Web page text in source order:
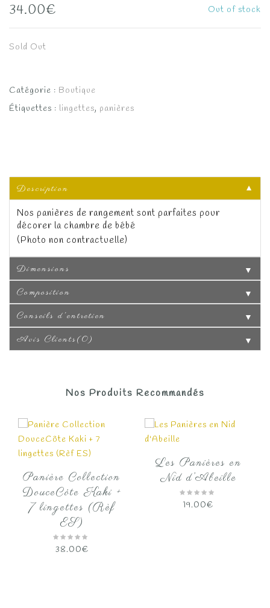
34.00€ Out of stock
Sold Out
Catégorie : Boutique
Étiquettes : lingettes, panières
Description
▼
Nos panières de rangement sont parfaites pour
décorer la chambre de bébé
(Photo non contractuelle)
Dimensions ▼
Composition ▼
Conseils d'entretien ▼
Avis Clients(0) ▼
Nos Produits Recommandés
Panière Collection
DouceCôte Kaki +
7 lingettes (Rèf
ES)
38.00€
Les Panières en
Nid d’Abeille
19.00€